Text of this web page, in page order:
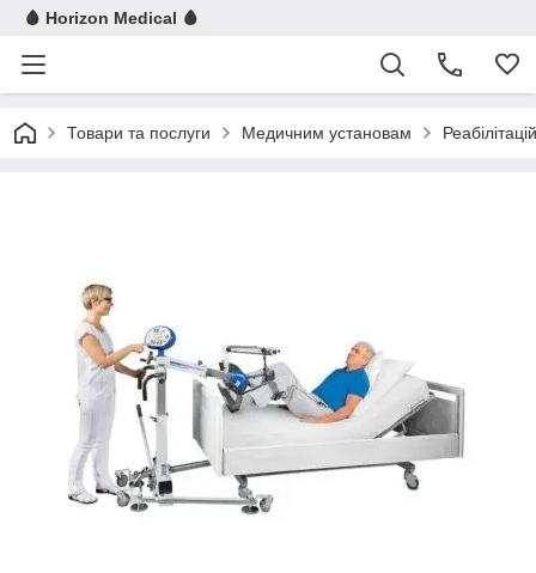
🩸 Horizon Medical 🩸
Товари та послуги Медичним установам